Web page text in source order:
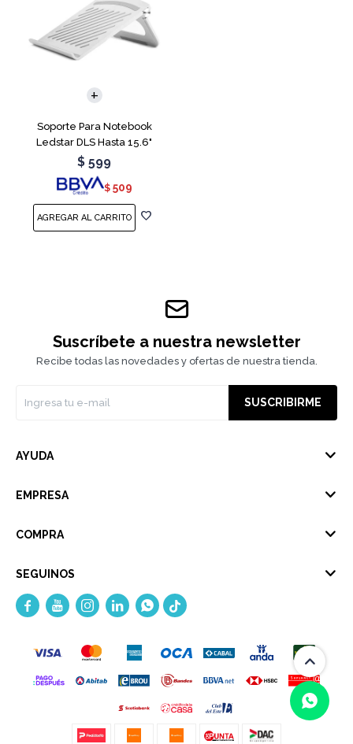
Soporte Para Notebook
Ledstar DLS Hasta 15.6"
$ 599
$ 509
Suscríbete a nuestra newsletter
Recibe todas las novedades y ofertas de nuestra tienda.
SUSCRIBIRME
AYUDA
EMPRESA
COMPRA
SEGUINOS
    